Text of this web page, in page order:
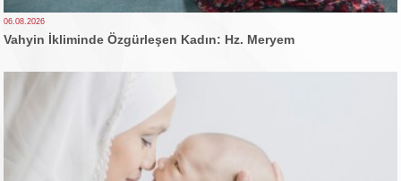
06.08.2026
Vahyin İkliminde Özgürleşen Kadın: Hz. Meryem